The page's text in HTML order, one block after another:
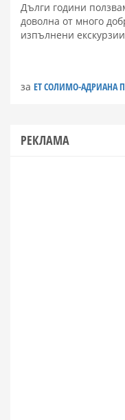
Дълги години
доволна от много
изпълнени
за ЕТ СОЛИМО-АДРИАНА
РЕКЛАМА